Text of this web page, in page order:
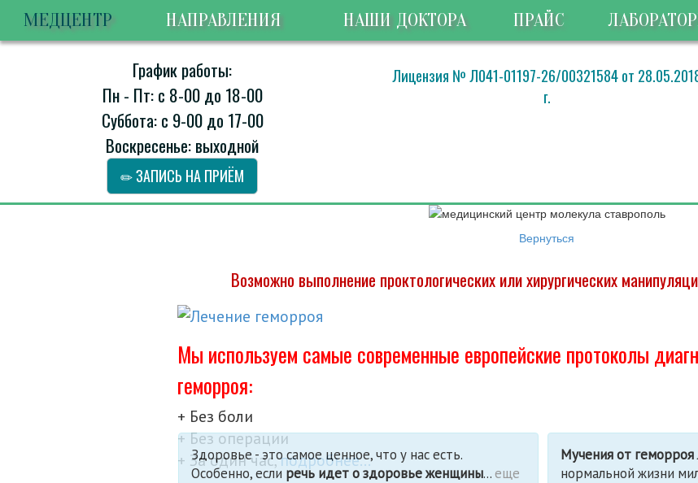
МЕДЦЕНТР НАПРАВЛЕНИЯ НАШИ ДОКТОРА ПРАЙС
График работы:
Пн - Пт: с 8-00 до 18-00
Суббота: с 9-00 до 17-00
Воскресенье: выходной
ЗАПИСЬ НА ПРИЁМ
Лицензия № Л041-01197-26/00321584 от
г.
Вернуться
Возможно выполнение проктологических или хирургических
Мы используем самые современные европейские протоколы
геморроя:
+ Без боли
+ Без операции
+ За один час,подробнее...
Здоровье - это самое ценное, что у нас есть.
Особенно, если речь идет о здоровье женщины...еще
Мучения от геморроя
нормальной жизни